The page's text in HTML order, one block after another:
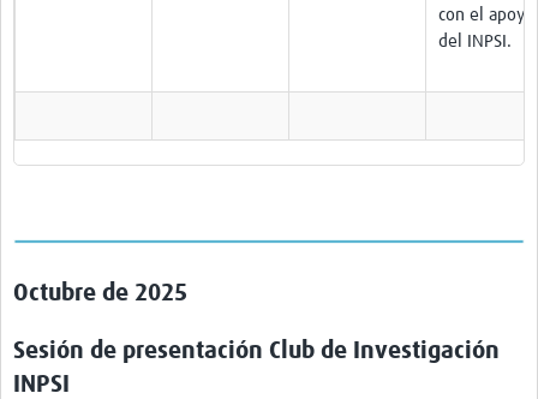
con el apoyo
del INPSI.
Octubre de 2025
Sesión de presentación Club de Investigación
INPSI